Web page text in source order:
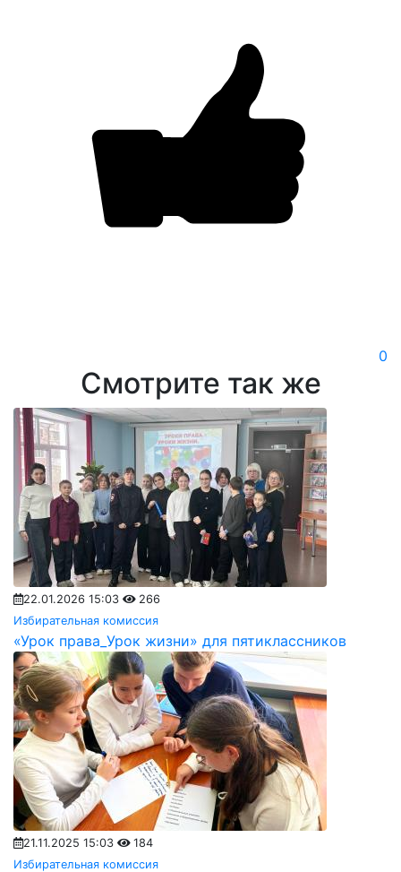
0
Смотрите так же
22.01.2026 15:03
266
Избирательная комиссия
«Урок права_Урок жизни» для пятиклассников
21.11.2025 15:03
184
Избирательная комиссия